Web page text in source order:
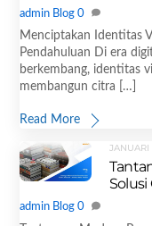
admin Blog 0
Menciptakan Identitas
Pendahuluan Di era
berkembang, identitas
membangun citra […]
Read More
Solusi
admin Blog 0